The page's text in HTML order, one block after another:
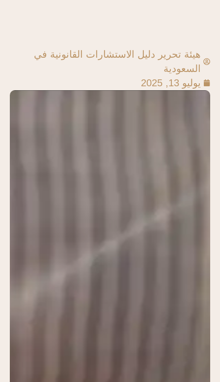
هيئة تحرير دليل الاستشارات القانونية في
السعودية
يوليو 13, 2025